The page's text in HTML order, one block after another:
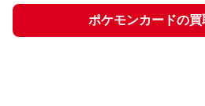
ポケモンカードの買